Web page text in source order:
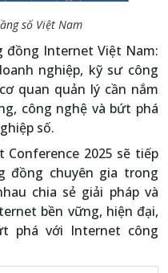
số Việt Nam
đồng Internet Việt Nam:
nghiệp, kỹ sư công
quan quản lý cần nắm
công nghệ và bứt phá
số.
Conference 2025 sẽ tiếp
đồng chuyên gia trong
chia sẻ giải pháp và
bền vững, hiện đại,
phá với Internet công